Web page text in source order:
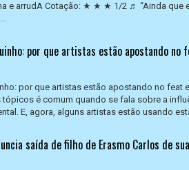
e arrudA Cotação: ★ ★ ★ 1/2 ♬ “Ainda que
por que artistas estão apostando
por que artistas estão apostando no feat
é comum quando se fala sobre a
E, agora, alguns artistas estão usando
saída de filho de Erasmo Carlos de